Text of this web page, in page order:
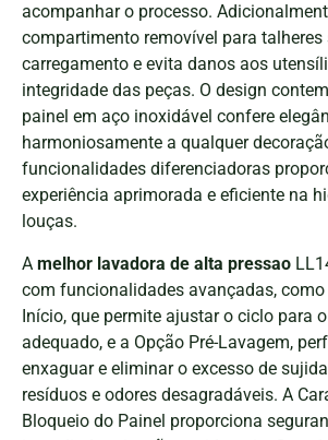
acompanhar o processo.
compartimento removível para
carregamento e evita danos aos
integridade das peças. O design
painel em aço inoxidável confere
harmoniosamente a qualquer
funcionalidades diferenciadoras
experiência aprimorada e eficiente na
louças.
A melhor lavadora de alta pressao
com funcionalidades avançadas,
Início, que permite ajustar o ciclo para
adequado, e a Opção Pré-Lavagem,
enxaguar e eliminar o excesso de
resíduos e odores desagradáveis. A
Bloqueio do Painel proporciona